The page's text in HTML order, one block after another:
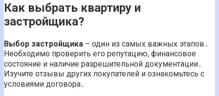
Как выбрать квартиру и
застройщика?
Выбор застройщика – один из самых важных этапов․
Необходимо проверить его репутацию, финансовое
состояние и наличие разрешительной документации․
Изучите отзывы других покупателей и ознакомьтесь с
условиями договора․